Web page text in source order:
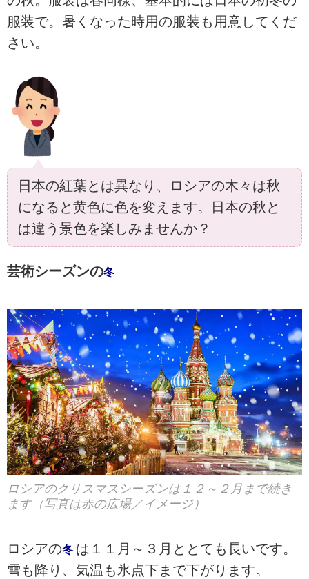
服装で。暑くなった時用の服装も用意してくだ
さい。
日本の紅葉とは異なり、ロシアの木々は秋
になると黄色に色を変えます。日本の秋と
は違う景色を楽しみませんか？
芸術シーズンの冬
ロシアのクリスマスシーズンは１２～２月まで続き
ます（写真は赤の広場／イメージ）
ロシアの冬 は１１月～３月ととても長いです。
雪も降り、気温も氷点下まで下がります。